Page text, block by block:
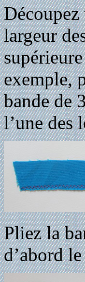
largeur
exemple,
bande de
l’une des
Pliez la
d’abord